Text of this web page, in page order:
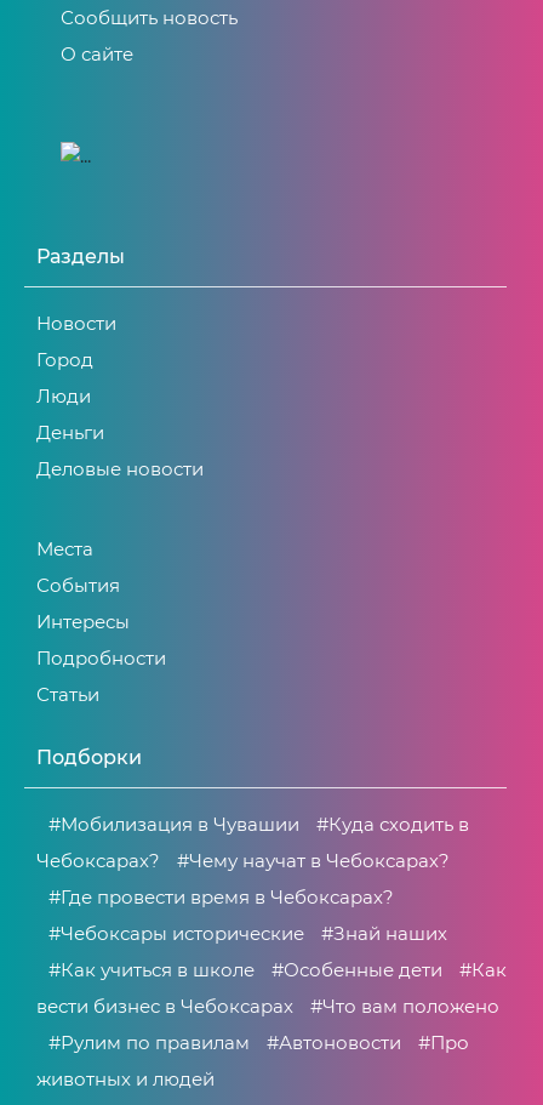
Сообщить новость
О сайте
Разделы
Новости
Город
Люди
Деньги
Деловые новости
Места
События
Интересы
Подробности
Статьи
Подборки
#Мобилизация в Чувашии
#Куда сходить в
Чебоксарах?
#Чему научат в Чебоксарах?
#Где провести время в Чебоксарах?
#Чебоксары исторические
#Знай наших
#Как учиться в школе
#Особенные дети
#Как
вести бизнес в Чебоксарах
#Что вам положено
#Рулим по правилам
#Автоновости
#Про
животных и людей